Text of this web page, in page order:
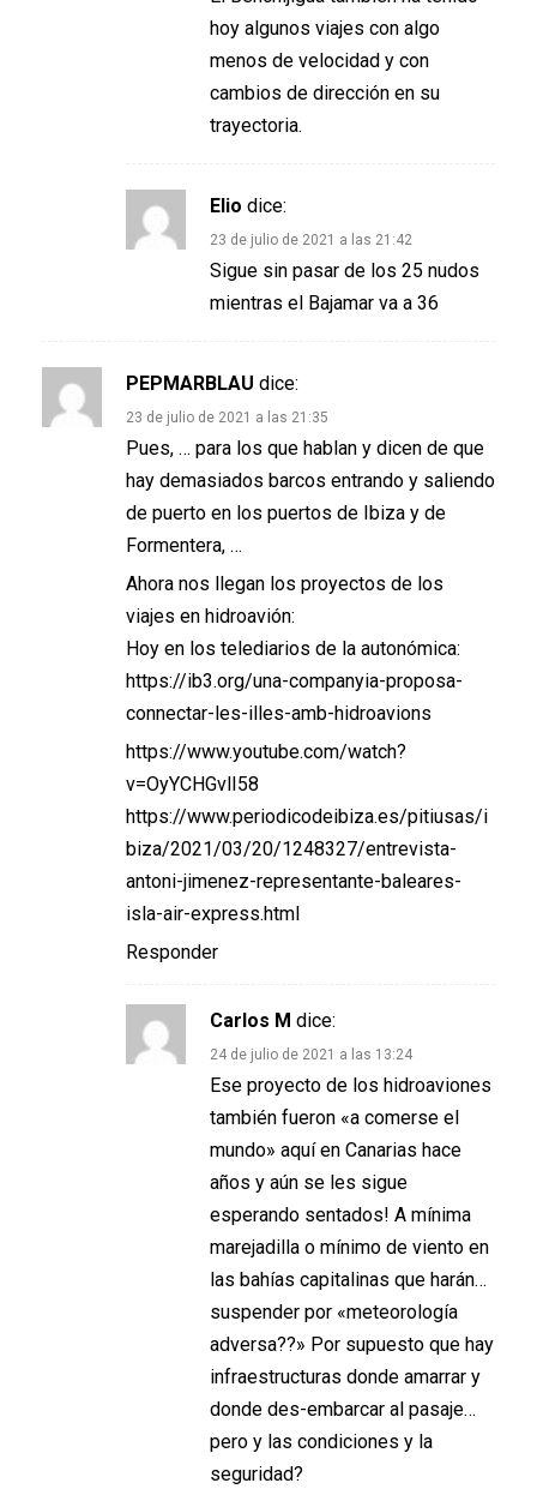
hoy algunos viajes con algo
menos de velocidad y con
cambios de dirección en su
trayectoria.
Elio dice:
23 de julio de 2021 a las 21:42
Sigue sin pasar de los 25 nudos
mientras el Bajamar va a 36
PEPMARBLAU dice:
23 de julio de 2021 a las 21:35
Pues, … para los que hablan y dicen de que
hay demasiados barcos entrando y saliendo
de puerto en los puertos de Ibiza y de
Formentera, …
Ahora nos llegan los proyectos de los
viajes en hidroavión:
Hoy en los telediarios de la autonómica:
https://ib3.org/una-companyia-proposa-
connectar-les-illes-amb-hidroavions
https://www.youtube.com/watch?
v=OyYCHGvlI58
https://www.periodicodeibiza.es/pitiusas/i
biza/2021/03/20/1248327/entrevista-
antoni-jimenez-representante-baleares-
isla-air-express.html
Responder
Carlos M dice:
24 de julio de 2021 a las 13:24
Ese proyecto de los hidroaviones
también fueron «a comerse el
mundo» aquí en Canarias hace
años y aún se les sigue
esperando sentados! A mínima
marejadilla o mínimo de viento en
las bahías capitalinas que harán…
suspender por «meteorología
adversa??» Por supuesto que hay
infraestructuras donde amarrar y
donde des-embarcar al pasaje…
pero y las condiciones y la
seguridad?